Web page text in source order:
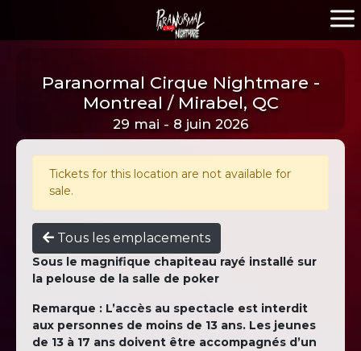
Paranormal Cirque Nightmare -
Montreal / Mirabel, QC
29 mai - 8 juin 2026
Tickets for this location are not available for
sale.
Tous les emplacements
Sous le magnifique chapiteau rayé installé sur
la pelouse de la salle de poker
Remarque : L’accès au spectacle est interdit
aux personnes de moins de 13 ans. Les jeunes
de 13 à 17 ans doivent être accompagnés d’un